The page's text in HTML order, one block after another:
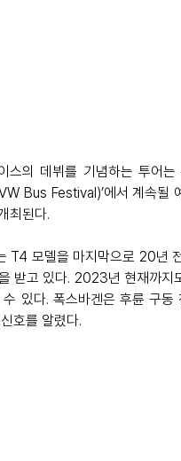
스의 데뷔를 기념하는 투어
Bus Festival)’에서 계속될
최된다.
T4 모델을 마지막으로 20년
받고 있다. 2023년 현재까지
있다. 폭스바겐은 후륜 구동
호를 알렸다.